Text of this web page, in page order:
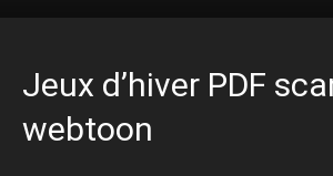
Jeux d’hiver PDF
webtoon